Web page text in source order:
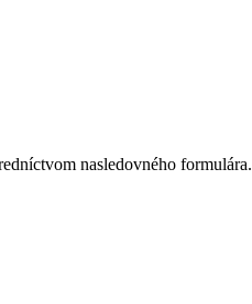
nasledovného formulára.